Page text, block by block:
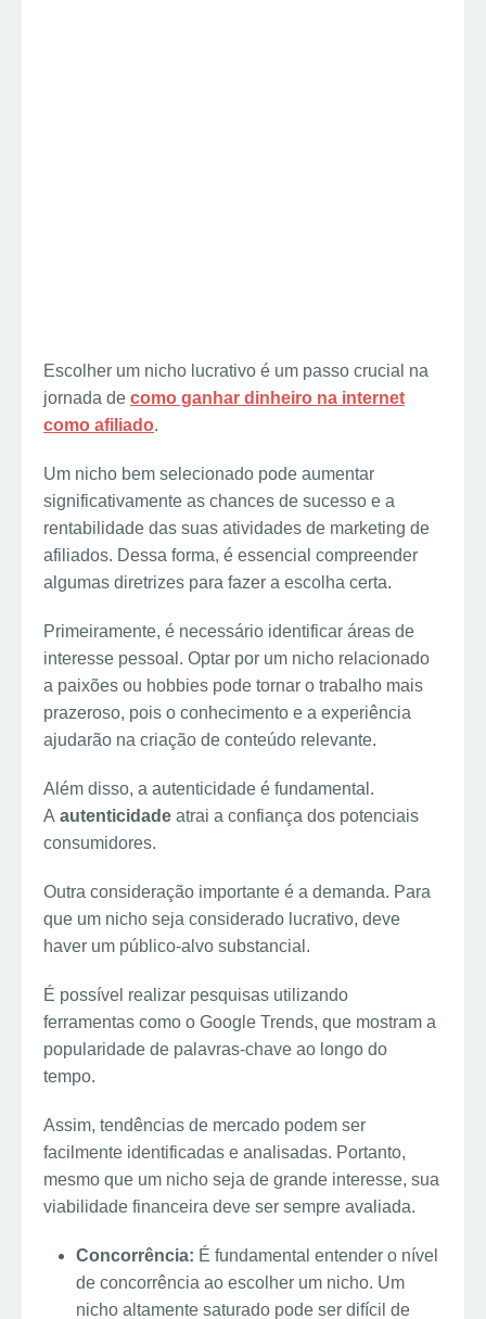
Escolher um nicho lucrativo é um passo crucial na
jornada de como ganhar dinheiro na internet
como afiliado.
Um nicho bem selecionado pode aumentar
significativamente as chances de sucesso e a
rentabilidade das suas atividades de marketing de
afiliados. Dessa forma, é essencial compreender
algumas diretrizes para fazer a escolha certa.
Primeiramente, é necessário identificar áreas de
interesse pessoal. Optar por um nicho relacionado
a paixões ou hobbies pode tornar o trabalho mais
prazeroso, pois o conhecimento e a experiência
ajudarão na criação de conteúdo relevante.
Além disso, a autenticidade é fundamental.
A autenticidade atrai a confiança dos potenciais
consumidores.
Outra consideração importante é a demanda. Para
que um nicho seja considerado lucrativo, deve
haver um público-alvo substancial.
É possível realizar pesquisas utilizando
ferramentas como o Google Trends, que mostram a
popularidade de palavras-chave ao longo do
tempo.
Assim, tendências de mercado podem ser
facilmente identificadas e analisadas. Portanto,
mesmo que um nicho seja de grande interesse, sua
viabilidade financeira deve ser sempre avaliada.
Concorrência: É fundamental entender o nível
de concorrência ao escolher um nicho. Um
nicho altamente saturado pode ser difícil de